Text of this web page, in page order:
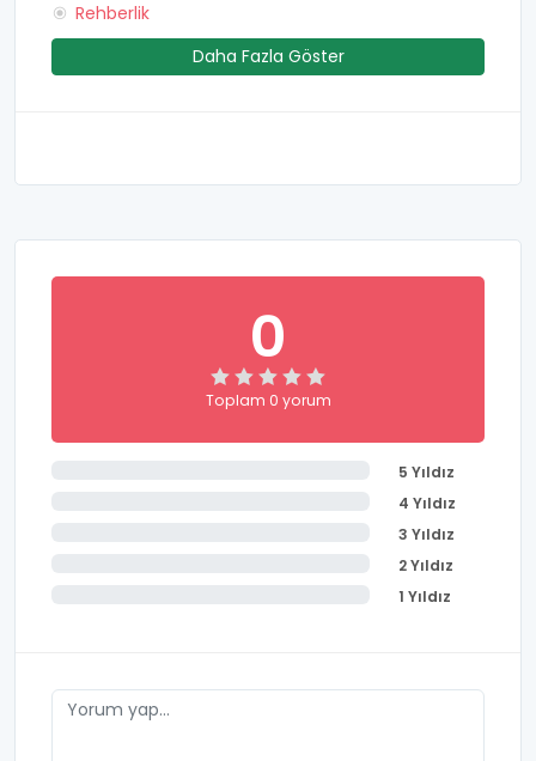
Rehberlik
Daha Fazla Göster
0
Toplam 0 yorum
5 Yıldız
4 Yıldız
3 Yıldız
2 Yıldız
1 Yıldız